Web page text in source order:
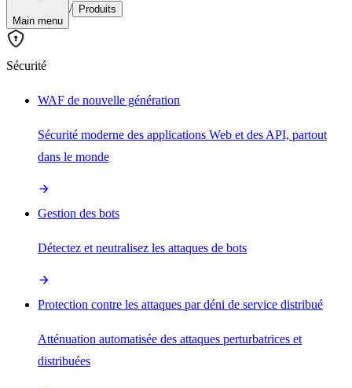
Main menu
/ Produits
Sécurité
WAF de nouvelle génération
Sécurité moderne des applications Web et des API, partout
dans le monde
Gestion des bots
Détectez et neutralisez les attaques de bots
Protection contre les attaques par déni de service distribué
Atténuation automatisée des attaques perturbatrices et
distribuées